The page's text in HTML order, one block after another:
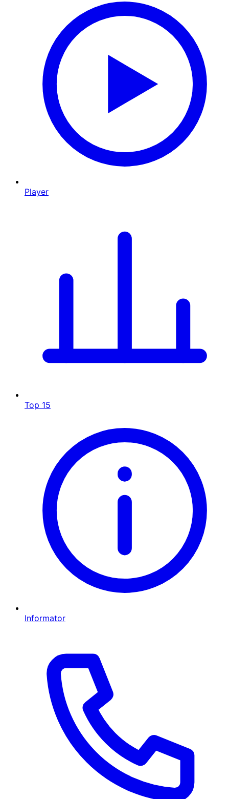
Player
Top 15
Informator